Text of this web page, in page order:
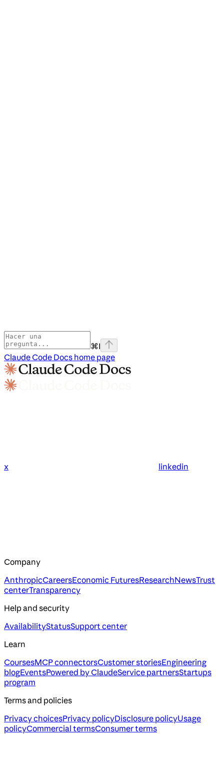
⌘I
Claude Code Docs home page
x linkedin
Company
AnthropicCareersEconomic FuturesResearchNewsTrust
centerTransparency
Help and security
AvailabilityStatusSupport center
Learn
CoursesMCP connectorsCustomer storiesEngineering
blogEventsPowered by ClaudeService partnersStartups
program
Terms and policies
Privacy choicesPrivacy policyDisclosure policyUsage
policyCommercial termsConsumer terms